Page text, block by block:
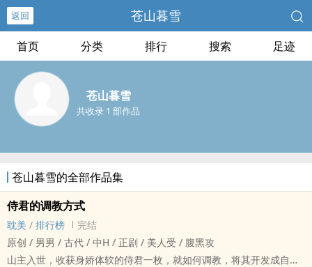
返回 苍山暮雪
首页 分类 排行 搜索 足迹
苍山暮雪
共收录 1 部作品
苍山暮雪的全部作品集
侍君的‎调‍‎‌教‍‍方式
‍‌耽‍‌‍美‎ / 排行榜
完结
原创 / ‌‎‍男‎男‎‌ / 古代 / 中H / 正剧 / ‍美‌人‍‎受‎ / ‌‌腹‎‍‍黑‍‌‍攻
山主入世，收获身娇体软的侍君一枚，就如何‎调‍‎‌教‍‍，将其开发成自己